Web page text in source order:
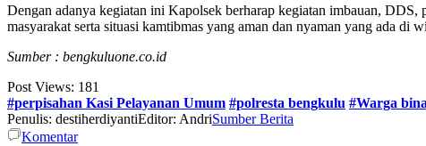
Dengan adanya kegiatan ini Kapolsek berharap kegiatan imbauan,
masyarakat serta situasi kamtibmas yang aman dan nyaman yang ada di
Sumber : bengkuluone.co.id
Post Views: 181
#perpisahan Kasi Pelayanan Umum #polresta bengkulu #Warga
Penulis: destiherdiyantiEditor: AndriSumber Berita
Komentar